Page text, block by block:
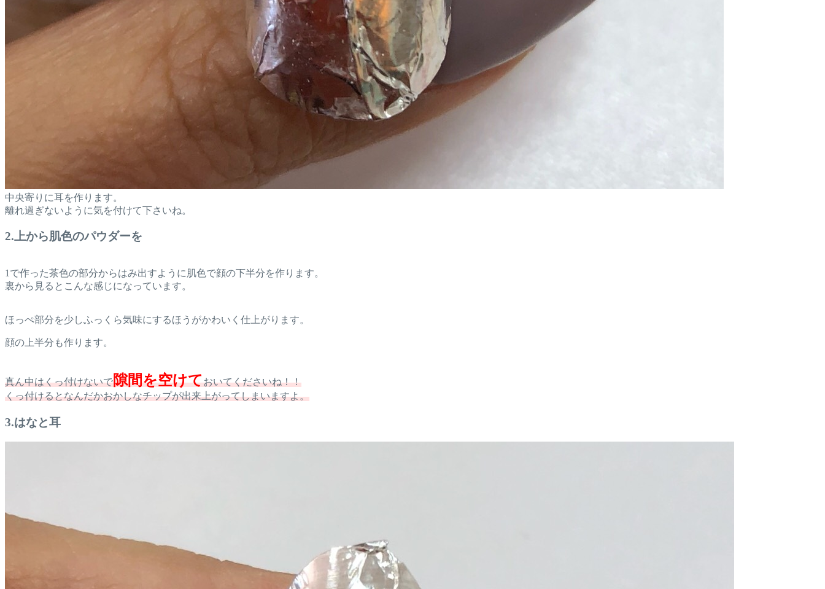
中央寄りに耳を作ります。
離れ過ぎないように気を付けて下さいね。
2.上から肌色のパウダーを
1で作った茶色の部分からはみ出すように肌色で顔の下半分を作ります。
裏から見るとこんな感じになっています。
ほっぺ部分を少しふっくら気味にするほうがかわいく仕上がります。
顔の上半分も作ります。
真ん中はくっ付けないで隙間を空けておいてくださいね！！
くっ付けるとなんだかおかしなチップが出来上がってしまいますよ。
3.はなと耳